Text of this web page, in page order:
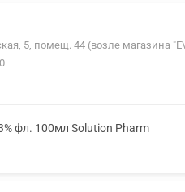
5, помещ. 44 (возле магазина
фл. 100мл Solution Pharm